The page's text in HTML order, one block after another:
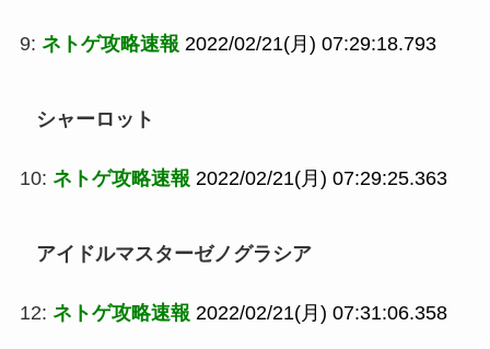
9: ネトゲ攻略速報 2022/02/21(月) 07:29:18.793
シャーロット
10: ネトゲ攻略速報 2022/02/21(月) 07:29:25.363
アイドルマスターゼノグラシア
12: ネトゲ攻略速報 2022/02/21(月) 07:31:06.358